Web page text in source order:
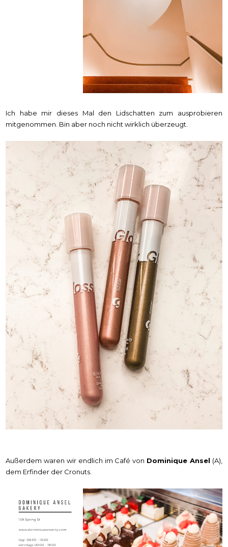
Ich habe mir dieses Mal den Lidschatten zum ausprobieren
mitgenommen. Bin aber noch nicht wirklich überzeugt.
Außerdem waren wir endlich im Café von Dominique Ansel (A),
dem Erfinder der Cronuts.